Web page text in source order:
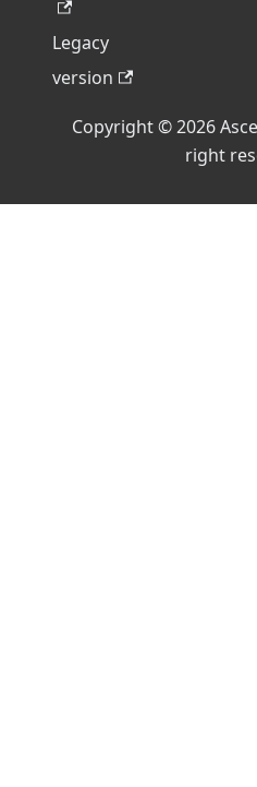
Legacy
version
Copyright © 2026
right